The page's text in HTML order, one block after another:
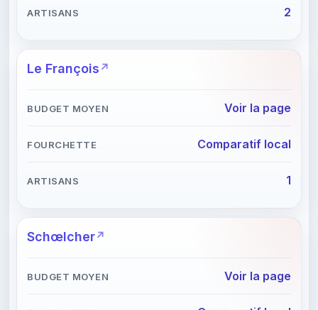
2
Le François
Voir la page
Comparatif local
1
Schœlcher
Voir la page